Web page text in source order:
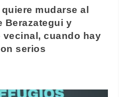
mudarse al
Berazategui y
vecinal, cuando hay
serios